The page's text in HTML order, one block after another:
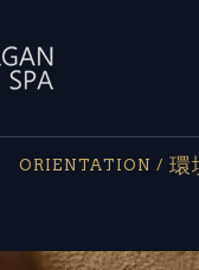
ORIENTATION / 環